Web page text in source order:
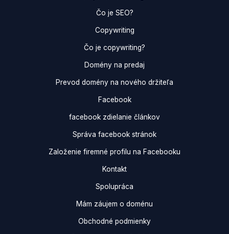
Čo je SEO?
Copywriting
Čo je copywriting?
Domény na predaj
Prevod domény na nového držiteľa
Facebook
facebook zdielanie článkov
Správa facebook stránok
Založenie firemné profilu na Facebooku
Kontakt
Spolupráca
Mám záujem o doménu
Obchodné podmienky